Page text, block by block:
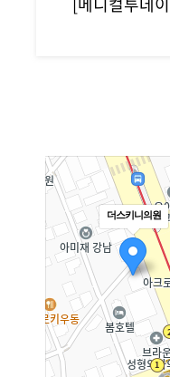
더스키니의원